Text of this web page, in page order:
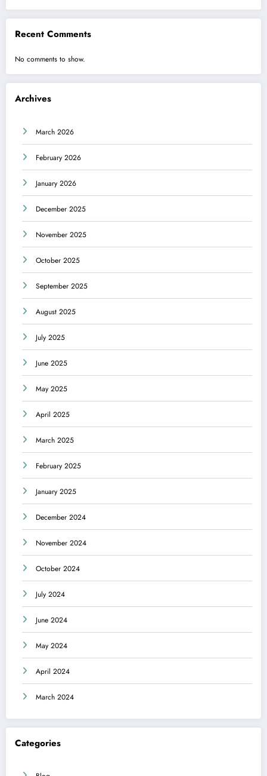
Recent Comments
No comments to show.
Archives
March 2026
February 2026
January 2026
December 2025
November 2025
October 2025
September 2025
August 2025
July 2025
June 2025
May 2025
April 2025
March 2025
February 2025
January 2025
December 2024
November 2024
October 2024
July 2024
June 2024
May 2024
April 2024
March 2024
Categories